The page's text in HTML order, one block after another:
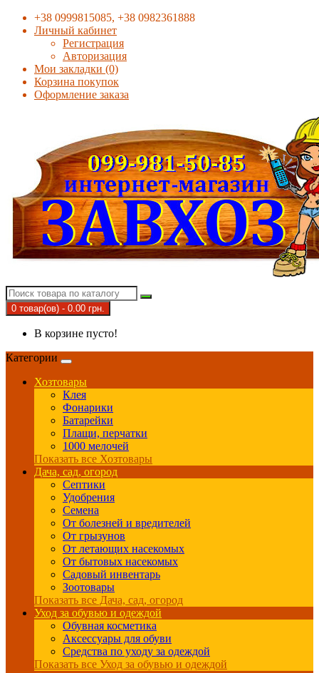
+38 0999815085, +38 0982361888
Личный кабинет
Регистрация
Авторизация
Мои закладки (0)
Корзина покупок
Оформление заказа
0 товар(ов) - 0.00 грн.
В корзине пусто!
Категории
Хозтовары
Клея
Фонарики
Батарейки
Плащи, перчатки
1000 мелочей
Показать все Хозтовары
Дача, сад, огород
Септики
Удобрения
Семена
От болезней и вредителей
От грызунов
От летающих насекомых
От бытовых насекомых
Садовый инвентарь
Зоотовары
Показать все Дача, сад, огород
Уход за обувью и одеждой
Обувная косметика
Аксессуары для обуви
Средства по уходу за одеждой
Показать все Уход за обувью и одеждой